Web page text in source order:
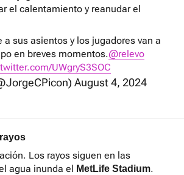
el calentamiento y reanudar el
a sus asientos y los jugadores van a
en breves momentos.@relevo
UWgryS3SOC
August 4, 2024
Los rayos siguen en las
agua inunda el MetLife Stadium.